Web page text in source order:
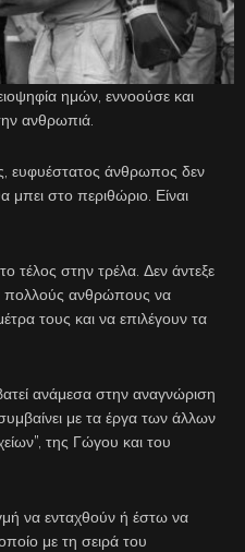
ημών, εννοούσε και
ανθρωπιά.
ευφυέστατος άνθρωπος δεν
στο περιθώριο. Είναι
τέλος στην τρέλα. Δεν άντεξε
πολλούς ανθρώπους να
τους και να επιλέγουν τα
ανάμεσα στην αναγνώριση
με τα έργα των άλλων
της Γώγου και του
να ενταχθούν ή έστω να
με τη σειρά του